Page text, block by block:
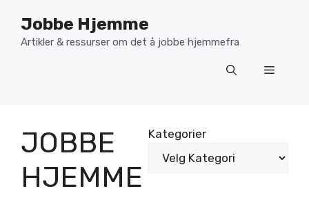
innhold
Jobbe Hjemme
Artikler & ressurser om det å jobbe hjemmefra
Meny
JOBBE
HJEMME
Kategorier